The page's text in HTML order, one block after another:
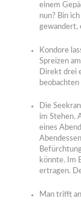
einem
nun? Bin
gewandert,
Kondore
Spreizen
Direkt drei
Die
im Stehen.
eines
könnte. Im
ertragen.
Man trifft